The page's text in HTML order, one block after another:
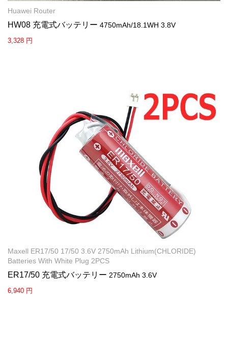
Huawei Router
HW08 充電式バッテリー 4750mAh/18.1WH 3.8V
3,328 円
Maxell ER17/50 17/50 3.6V 2750mAh Lithium(CHLORIDE)
Batteries With White Plug 2PCS
ER17/50 充電式バッテリー 2750mAh 3.6V
6,940 円